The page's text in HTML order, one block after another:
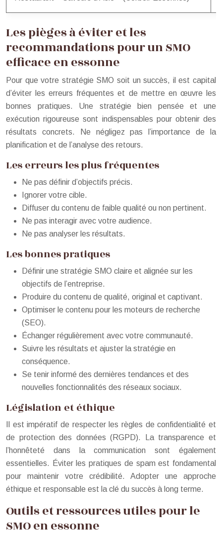
Les pièges à éviter et les
recommandations pour un SMO
efficace en essonne
Pour que votre stratégie SMO soit un succès, il est capital
d’éviter les erreurs fréquentes et de mettre en œuvre les
bonnes pratiques. Une stratégie bien pensée et une
exécution rigoureuse sont indispensables pour obtenir des
résultats concrets. Ne négligez pas l’importance de la
planification et de l’analyse des retours.
Les erreurs les plus fréquentes
Ne pas définir d’objectifs précis.
Ignorer votre cible.
Diffuser du contenu de faible qualité ou non pertinent.
Ne pas interagir avec votre audience.
Ne pas analyser les résultats.
Les bonnes pratiques
Définir une stratégie SMO claire et alignée sur les
objectifs de l’entreprise.
Produire du contenu de qualité, original et captivant.
Optimiser le contenu pour les moteurs de recherche
(SEO).
Échanger régulièrement avec votre communauté.
Suivre les résultats et ajuster la stratégie en
conséquence.
Se tenir informé des dernières tendances et des
nouvelles fonctionnalités des réseaux sociaux.
Législation et éthique
Il est impératif de respecter les règles de confidentialité et
de protection des données (RGPD). La transparence et
l’honnêteté dans la communication sont également
essentielles. Éviter les pratiques de spam est fondamental
pour maintenir votre crédibilité. Adopter une approche
éthique et responsable est la clé du succès à long terme.
Outils et ressources utiles pour le
SMO en essonne